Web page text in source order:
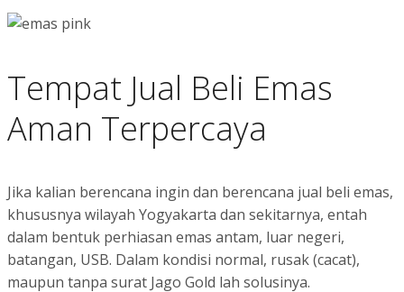
Tempat Jual Beli Emas
Aman Terpercaya
Jika kalian berencana ingin dan berencana jual beli emas,
khususnya wilayah Yogyakarta dan sekitarnya, entah
dalam bentuk perhiasan emas antam, luar negeri,
batangan, USB. Dalam kondisi normal, rusak (cacat),
maupun tanpa surat Jago Gold lah solusinya.